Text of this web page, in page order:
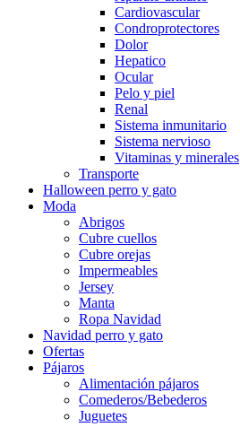
Cardiovascular
Condroprotectores
Dolor
Hepatico
Ocular
Pelo y piel
Renal
Sistema inmunitario
Sistema nervioso
Vitaminas y minerales
Transporte
Halloween perro y gato
Moda
Abrigos
Cubre cuellos
Cubre orejas
Impermeables
Jersey
Manta
Ropa Navidad
Navidad perro y gato
Ofertas
Pájaros
Alimentación pájaros
Comederos/Bebederos
Juguetes